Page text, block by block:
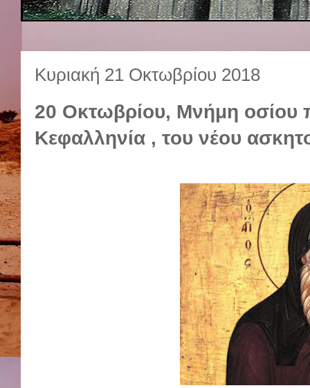
Κυριακή 21 Οκτωβρίου 2018
20 Οκτωβρίου, Μνήμη οσίου
Κεφαλληνία , του νέου